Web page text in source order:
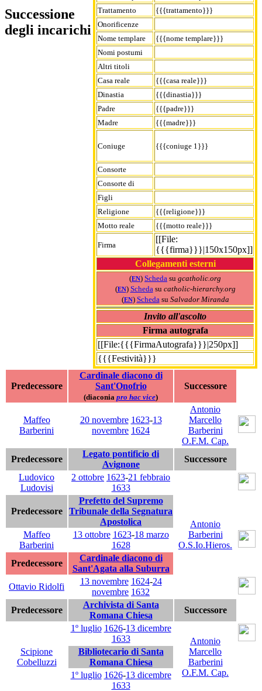
Trattamento
{{{trattamento}}}
Onorificenze
Nome templare
{{{nome templare}}}
Nomi postumi
Altri titoli
Casa reale
{{{casa reale}}}
Dinastia
{{{dinastia}}}
Padre
{{{padre}}}
Madre
{{{madre}}}
Coniuge {{{coniuge 1}}}
Consorte
Consorte di
Figli
Religione
{{{religione}}}
Motto reale
{{{motto reale}}}
Firma
[[File:
{{{firma}}}|150x150px]]
Collegamenti esterni
(EN) Scheda su gcatholic.org
(EN) Scheda su catholic-hierarchy.org
(EN) Scheda su Salvador Miranda
Invito all'ascolto
Firma autografa
[[File:{{{FirmaAutografa}}}|250px]]
{{{Festività}}}
Successione
degli incarichi
Predecessore
Cardinale diacono di
Sant'Onofrio
(diaconia pro hac vice)
Successore
Maffeo
Barberini
20 novembre 1623-13
novembre 1624
Antonio
Marcello
Barberini
O.F.M. Cap.
Predecessore
Legato pontificio di
Avignone
Successore
Ludovico
Ludovisi
2 ottobre 1623-21 febbraio
1633
Antonio
Barberini
O.S.Io.Hieros.
Predecessore
Prefetto del Supremo
Tribunale della Segnatura
Apostolica
Maffeo
Barberini
13 ottobre 1623-18 marzo
1628
Predecessore
Cardinale diacono di
Sant'Agata alla Suburra
Ottavio Ridolfi
13 novembre 1624-24
novembre 1632
Predecessore
Archivista di Santa
Romana Chiesa
Successore
Scipione
Cobelluzzi
1º luglio 1626-13 dicembre
1633
Antonio
Marcello
Barberini
O.F.M. Cap.
Bibliotecario di Santa
Romana Chiesa
1º luglio 1626-13 dicembre
1633